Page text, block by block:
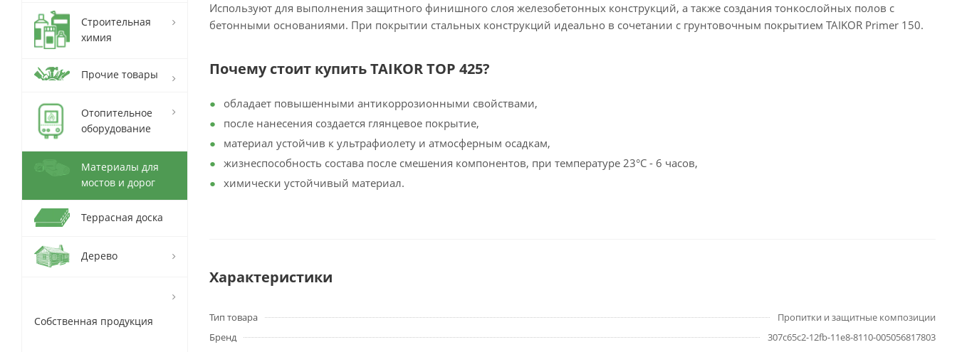
Используют для выполнения защитного финишного слоя железобетонных конструкций, а также создания тонкослойных полов с
бетонными основаниями. При покрытии стальных конструкций идеально в сочетании с грунтовочным покрытием TAIKOR Primer 150.
Почему стоит купить TAIKOR TOP 425?
обладает повышенными антикоррозионными свойствами,
после нанесения создается глянцевое покрытие,
материал устойчив к ультрафиолету и атмосферным осадкам,
жизнеспособность состава после смешения компонентов, при температуре 23°С - 6 часов,
химически устойчивый материал.
Характеристики
Тип товара
Пропитки и защитные композиции
Бренд
307c65c2-12fb-11e8-8110-005056817803
Строительная
химия
Прочие товары
Отопительное
оборудование
Материалы для
мостов и дорог
Террасная доска
Дерево
Собственная продукция